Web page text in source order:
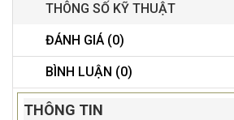
THÔNG SỐ KỸ THUẬT
ĐÁNH GIÁ (0)
BÌNH LUẬN (0)
THÔNG TIN